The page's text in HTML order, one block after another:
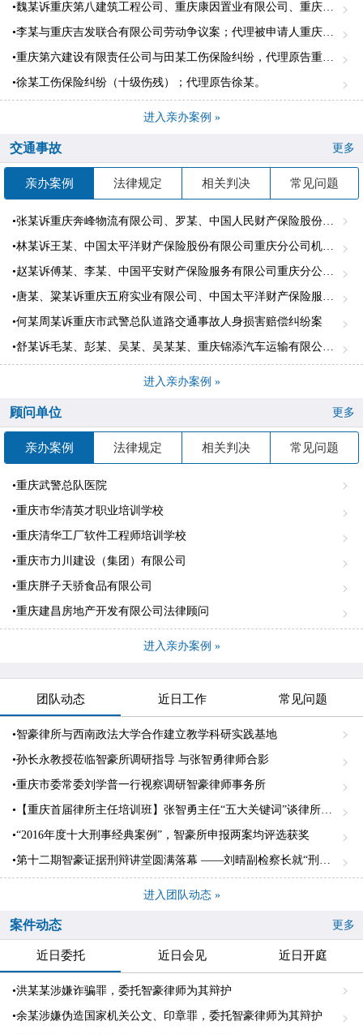
•魏某诉重庆第八建筑工程公司、重庆康因置业有限公司、重庆建工第四建设有限责任公司、北城致运集团有限公司劳务纠纷案
•李某与重庆吉发联合有限公司劳动争议案；代理被申请人重庆吉发有限公司
•重庆第六建设有限责任公司与田某工伤保险纠纷，代理原告重庆第六建设有限责任公司。
•徐某工伤保险纠纷（十级伤残）；代理原告徐某。
进入亲办案例 »
交通事故 更多
亲办案例 法律规定 相关判决 常见问题
•张某诉重庆奔峰物流有限公司、罗某、中国人民财产保险股份有限公司璧山支公司、中国人名财产股份有限公司江北支公司机动车交通事故责任纠纷案。
•林某诉王某、中国太平洋财产保险股份有限公司重庆分公司机动车交通事故责任纠纷一案
•赵某诉傅某、李某、中国平安财产保险服务有限公司重庆分公司道路交通事故人身损害赔偿纠纷案
•唐某、粱某诉重庆五府实业有限公司、中国太平洋财产保险服务有限公司重庆市合川支公司、机动车交通事故责任纠纷案
•何某周某诉重庆市武警总队道路交通事故人身损害赔偿纠纷案
•舒某诉毛某、彭某、吴某、吴某某、重庆锦添汽车运输有限公司长寿分公司、中国太平洋财产保险股份有限公司重庆市渝中支公司机动车交通事故责任纠纷
进入亲办案例 »
顾问单位 更多
亲办案例 法律规定 相关判决 常见问题
•重庆武警总队医院
•重庆市华清英才职业培训学校
•重庆清华工厂软件工程师培训学校
•重庆市力川建设（集团）有限公司
•重庆胖子天骄食品有限公司
•重庆建昌房地产开发有限公司法律顾问
进入亲办案例 »
团队动态 近日工作 常见问题
•智豪律所与西南政法大学合作建立教学科研实践基地
•孙长永教授莅临智豪所调研指导 与张智勇律师合影
•重庆市委常委刘学普一行视察调研智豪律师事务所
•【重庆首届律所主任培训班】张智勇主任“五大关键词”谈律所专业化发展
•“2016年度十大刑事经典案例”，智豪所申报两案均评选获奖
•第十二期智豪证据刑辩讲堂圆满落幕 ——刘晴副检察长就“刑事诉讼中的差异化证明标准”作精彩发言
进入团队动态 »
案件动态 更多
近日委托 近日会见 近日开庭
•洪某某涉嫌诈骗罪，委托智豪律师为其辩护
•余某涉嫌伪造国家机关公文、印章罪，委托智豪律师为其辩护